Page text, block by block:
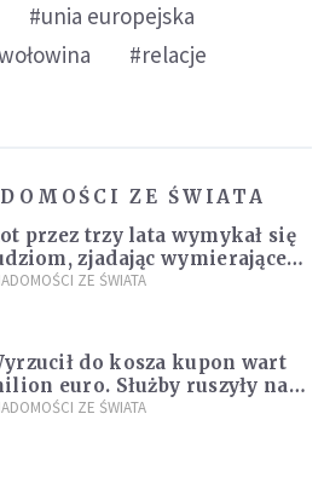
#unia europejska
#relacje
ZE ŚWIATA
przez trzy lata wymykał się
zjadając wymierające
W końcu popełnił
ZE ŚWIATA
do kosza kupon wart
euro. Służby ruszyły na
ZE ŚWIATA